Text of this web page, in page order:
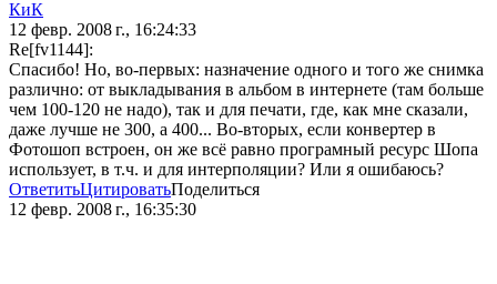
КиК
12 февр. 2008 г., 16:24:33
Re[fv1144]:
Спасибо! Но, во-первых: назначение одного и того же снимка
различно: от выкладывания в альбом в интернете (там больше
чем 100-120 не надо), так и для печати, где, как мне сказали,
даже лучше не 300, а 400... Во-вторых, если конвертер в
Фотошоп встроен, он же всё равно програмный ресурс Шопа
использует, в т.ч. и для интерполяции? Или я ошибаюсь?
ОтветитьЦитироватьПоделиться
12 февр. 2008 г., 16:35:30